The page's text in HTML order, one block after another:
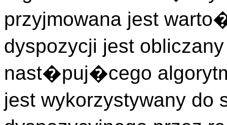
przyjmowana jest
dyspozycji jest
nast�puj�cego
jest wykorzystywany